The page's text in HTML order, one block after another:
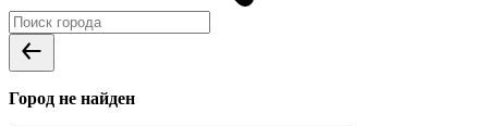
Город не найден